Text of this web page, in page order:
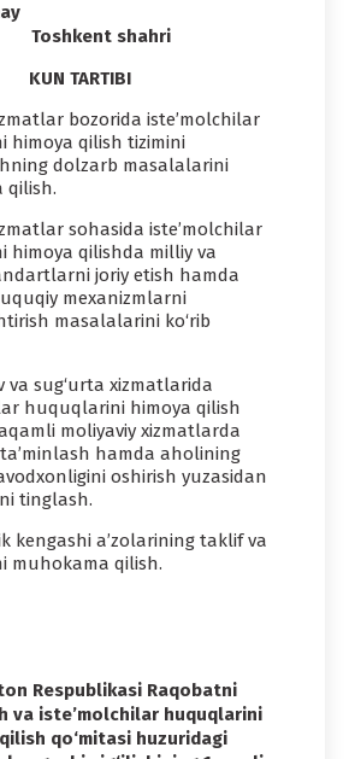
yil 25-may
Toshkent shahri
KUN TARTIBI
bozorida iste’molchilar
himoya qilish tizimini
dolzarb masalalarini
qilish.
sohasida iste’molchilar
himoya qilishda milliy va
joriy etish hamda
mexanizmlarni
masalalarini ko‘rib
va sug‘urta xizmatlarida
huquqlarini himoya qilish
moliyaviy xizmatlarda
hamda aholining
oshirish yuzasidan
tinglash.
kengashi a’zolarining taklif va
muhokama qilish.
Respublikasi Raqobatni
va iste’molchilar huquqlarini
qo‘mitasi huzuridagi